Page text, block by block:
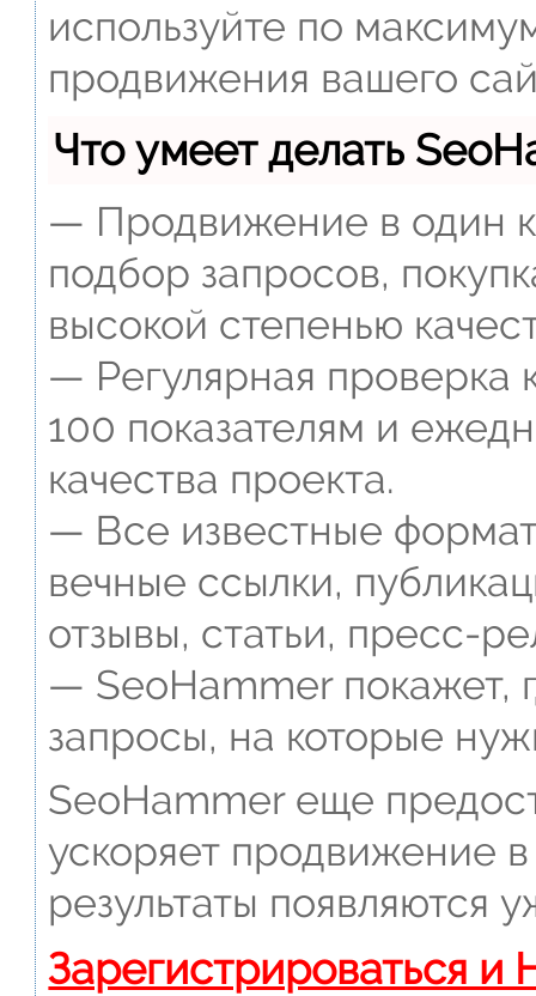
используйте по
продвижения вашего
Что умеет делать
— Продвижение в один
подбор запросов,
высокой степенью
— Регулярная проверка
100 показателям и
качества проекта.
— Все известные
вечные ссылки,
отзывы, статьи, пресс-
— SeoHammer покажет,
запросы, на которые
SeoHammer еще
ускоряет продвижение
результаты появляются
Зарегистрироваться и